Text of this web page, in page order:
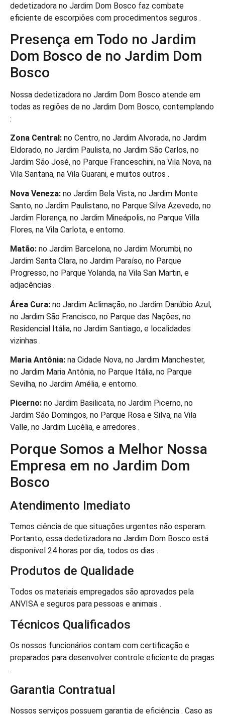
dedetizadora no Jardim Dom Bosco faz combate
eficiente de escorpiões com procedimentos seguros .
Presença em Todo no Jardim
Dom Bosco de no Jardim Dom
Bosco
Nossa dedetizadora no Jardim Dom Bosco atende em
todas as regiões de no Jardim Dom Bosco, contemplando
:
Zona Central: no Centro, no Jardim Alvorada, no Jardim
Eldorado, no Jardim Paulista, no Jardim São Carlos, no
Jardim São José, no Parque Franceschini, na Vila Nova, na
Vila Santana, na Vila Guarani, e muitos outros .
Nova Veneza: no Jardim Bela Vista, no Jardim Monte
Santo, no Jardim Paulistano, no Parque Silva Azevedo, no
Jardim Florença, no Jardim Mineápolis, no Parque Villa
Flores, na Vila Carlota, e entorno.
Matão: no Jardim Barcelona, no Jardim Morumbi, no
Jardim Santa Clara, no Jardim Paraíso, no Parque
Progresso, no Parque Yolanda, na Vila San Martin, e
adjacências .
Área Cura: no Jardim Aclimação, no Jardim Danúbio Azul,
no Jardim São Francisco, no Parque das Nações, no
Residencial Itália, no Jardim Santiago, e localidades
vizinhas .
Maria Antônia: na Cidade Nova, no Jardim Manchester,
no Jardim Maria Antônia, no Parque Itália, no Parque
Sevilha, no Jardim Amélia, e entorno.
Picerno: no Jardim Basilicata, no Jardim Picerno, no
Jardim São Domingos, no Parque Rosa e Silva, na Vila
Valle, no Jardim Lucélia, e arredores .
Porque Somos a Melhor Nossa
Empresa em no Jardim Dom
Bosco
Atendimento Imediato
Temos ciência de que situações urgentes não esperam.
Portanto, essa dedetizadora no Jardim Dom Bosco está
disponível 24 horas por dia, todos os dias .
Produtos de Qualidade
Todos os materiais empregados são aprovados pela
ANVISA e seguros para pessoas e animais .
Técnicos Qualificados
Os nossos funcionários contam com certificação e
preparados para desenvolver controle eficiente de pragas
.
Garantia Contratual
Nossos serviços possuem garantia de eficiência . Caso as